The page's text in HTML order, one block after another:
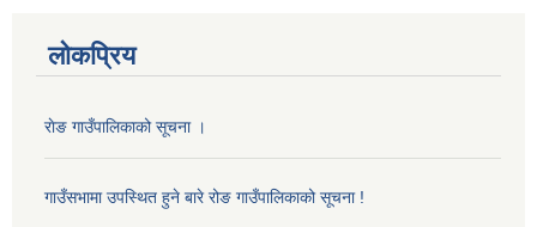
लोकप्रिय
राेङ गाउँपालिकाको सूचना ।
गाउँसभामा उपस्थित हुने बारे रोङ गाउँपालिकाको सूचना !